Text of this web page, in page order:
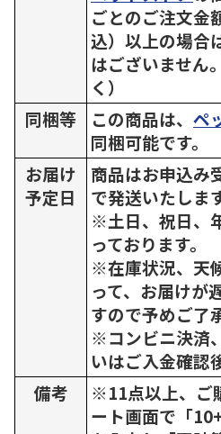
ごとのご注文金
込）以上の場合
はございません
く）
同梱等
この商品は、 ペ
同梱可能です。
お届け
予定日
商品はお申込み
で発送いたします
※土日、祝日、
っております。
※在庫状況、天
って、お届けが
すので予めご了
※コンビニ決済
いはご入金確認
備考
※11点以上、ご
ート画面で「